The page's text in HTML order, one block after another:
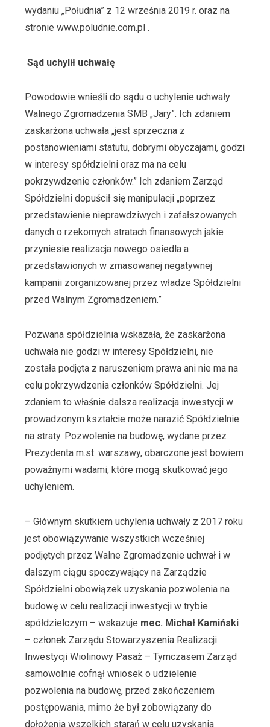
wydaniu „Południa” z 12 września 2019 r. oraz na
stronie www.poludnie.com.pl .
Sąd uchylił uchwałę
Powodowie wnieśli do sądu o uchylenie uchwały
Walnego Zgromadzenia SMB „Jary”. Ich zdaniem
zaskarżona uchwała „jest sprzeczna z
postanowieniami statutu, dobrymi obyczajami, godzi
w interesy spółdzielni oraz ma na celu
pokrzywdzenie członków.” Ich zdaniem Zarząd
Spółdzielni dopuścił się manipulacji „poprzez
przedstawienie nieprawdziwych i zafałszowanych
danych o rzekomych stratach finansowych jakie
przyniesie realizacja nowego osiedla a
przedstawionych w zmasowanej negatywnej
kampanii zorganizowanej przez władze Spółdzielni
przed Walnym Zgromadzeniem.”
Pozwana spółdzielnia wskazała, że zaskarżona
uchwała nie godzi w interesy Spółdzielni, nie
została podjęta z naruszeniem prawa ani nie ma na
celu pokrzywdzenia członków Spółdzielni. Jej
zdaniem to właśnie dalsza realizacja inwestycji w
prowadzonym kształcie może narazić Spółdzielnie
na straty. Pozwolenie na budowę, wydane przez
Prezydenta m.st. warszawy, obarczone jest bowiem
poważnymi wadami, które mogą skutkować jego
uchyleniem.
– Głównym skutkiem uchylenia uchwały z 2017 roku
jest obowiązywanie wszystkich wcześniej
podjętych przez Walne Zgromadzenie uchwał i w
dalszym ciągu spoczywający na Zarządzie
Spółdzielni obowiązek uzyskania pozwolenia na
budowę w celu realizacji inwestycji w trybie
spółdzielczym – wskazuje mec. Michał Kamiński
– członek Zarządu Stowarzyszenia Realizacji
Inwestycji Wiolinowy Pasaż – Tymczasem Zarząd
samowolnie cofnął wniosek o udzielenie
pozwolenia na budowę, przed zakończeniem
postępowania, mimo że był zobowiązany do
dołożenia wszelkich starań w celu uzyskania